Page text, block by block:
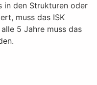
in den Strukturen oder
muss das ISK
5 Jahre muss das